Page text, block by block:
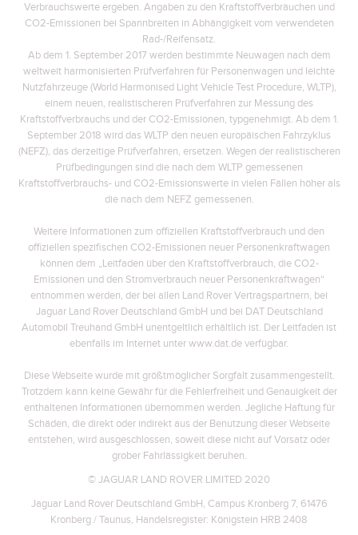
Verbrauchswerte ergeben. Angaben zu den Kraftstoffverbräuchen und
CO2-Emissionen bei Spannbreiten in Abhängigkeit vom verwendeten
Rad-/Reifensatz.
Ab dem 1. September 2017 werden bestimmte Neuwagen nach dem
weltweit harmonisierten Prüfverfahren für Personenwagen und leichte
Nutzfahrzeuge (World Harmonised Light Vehicle Test Procedure, WLTP),
einem neuen, realistischeren Prüfverfahren zur Messung des
Kraftstoffverbrauchs und der CO2-Emissionen, typgenehmigt. Ab dem 1.
September 2018 wird das WLTP den neuen europäischen Fahrzyklus
(NEFZ), das derzeitige Prüfverfahren, ersetzen. Wegen der realistischeren
Prüfbedingungen sind die nach dem WLTP gemessenen
Kraftstoffverbrauchs- und CO2-Emissionswerte in vielen Fällen höher als
die nach dem NEFZ gemessenen.
Weitere Informationen zum offiziellen Kraftstoffverbrauch und den
offiziellen spezifischen CO2-Emissionen neuer Personenkraftwagen
können dem „Leitfaden über den Kraftstoffverbrauch, die CO2-
Emissionen und den Stromverbrauch neuer Personenkraftwagen“
entnommen werden, der bei allen Land Rover Vertragspartnern, bei
Jaguar Land Rover Deutschland GmbH und bei DAT Deutschland
Automobil Treuhand GmbH unentgeltlich erhältlich ist. Der Leitfaden ist
ebenfalls im Internet unter www.dat.de verfügbar.
Diese Webseite wurde mit größtmöglicher Sorgfalt zusammengestellt.
Trotzdem kann keine Gewähr für die Fehlerfreiheit und Genauigkeit der
enthaltenen Informationen übernommen werden. Jegliche Haftung für
Schäden, die direkt oder indirekt aus der Benutzung dieser Webseite
entstehen, wird ausgeschlossen, soweit diese nicht auf Vorsatz oder
grober Fahrlässigkeit beruhen.
© JAGUAR LAND ROVER LIMITED 2020
Jaguar Land Rover Deutschland GmbH, Campus Kronberg 7, 61476
Kronberg / Taunus, Handelsregister: Königstein HRB 2408